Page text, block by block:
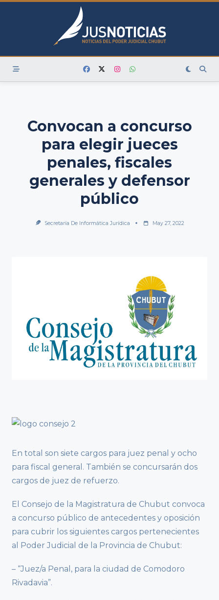
Skip
Convocan a concurso
para elegir jueces
penales, fiscales
generales y defensor
público
Secretaría De Informática Jurídica May 27, 2022
En total son siete cargos para juez penal y ocho
para fiscal general. También se concursarán dos
cargos de juez de refuerzo.
El Consejo de la Magistratura de Chubut convoca
a concurso público de antecedentes y oposición
para cubrir los siguientes cargos pertenecientes
al Poder Judicial de la Provincia de Chubut:
– “Juez/a Penal, para la ciudad de Comodoro
Rivadavia”.